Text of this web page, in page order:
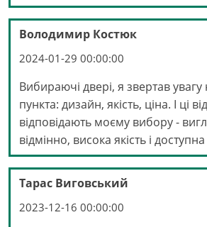
Володимир Костюк
2024-01-29 00:00:00
Вибираючі двері, я звертав
пункта: дизайн, якість, ціна. І ці
відповідають моєму вибору -
відмінно, висока якість і
Тарас Виговський
2023-12-16 00:00:00